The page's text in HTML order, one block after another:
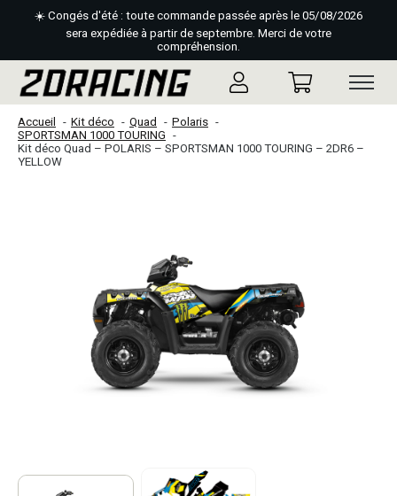
☀️ Congés d'été : toute commande passée après le 05/08/2026
sera expédiée à partir de septembre. Merci de votre
compréhension.
Accueil Kit déco Quad
Polaris
SPORTSMAN 1000 TOURING
Kit déco Quad – POLARIS – SPORTSMAN 1000 TOURING – 2DR6 –
YELLOW